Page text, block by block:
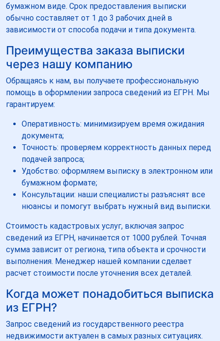
бумажном виде. Срок предоставления выписки
обычно составляет от 1 до 3 рабочих дней в
зависимости от способа подачи и типа документа.
Преимущества заказа выписки
через нашу компанию
Обращаясь к нам, вы получаете профессиональную
помощь в оформлении запроса сведений из ЕГРН. Мы
гарантируем:
Оперативность: минимизируем время ожидания
документа;
Точность: проверяем корректность данных перед
подачей запроса;
Удобство: оформляем выписку в электронном или
бумажном формате;
Консультации: наши специалисты разъяснят все
нюансы и помогут выбрать нужный вид выписки.
Стоимость кадастровых услуг, включая запрос
сведений из ЕГРН, начинается от 1000 рублей. Точная
сумма зависит от региона, типа объекта и срочности
выполнения. Менеджер нашей компании сделает
расчет стоимости после уточнения всех деталей.
Когда может понадобиться выписка
из ЕГРН?
Запрос сведений из государственного реестра
недвижимости актуален в самых разных ситуациях.